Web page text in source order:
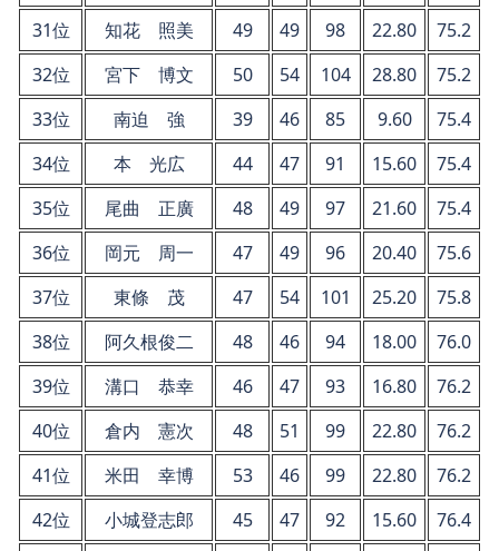
31位
知花 照美 49 49 98 22.80
75.2
32位
宮下 博文 50 54 104 28.80
75.2
33位
南迫 強 39 46 85 9.60
75.4
34位
本 光広 44 47 91 15.60
75.4
35位
尾曲 正廣 48 49 97 21.60
75.4
36位
岡元 周一 47 49 96 20.40
75.6
37位
東條 茂 47 54 101 25.20
75.8
38位
阿久根俊二 48 46 94 18.00
76.0
39位
溝口 恭幸 46 47 93 16.80
76.2
40位
倉内 憲次 48 51 99 22.80
76.2
41位
米田 幸博 53 46 99 22.80
76.2
42位
小城登志郎 45 47 92 15.60
76.4